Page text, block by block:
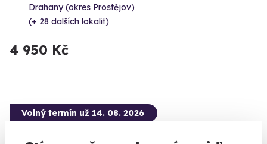
Drahany (okres Prostějov)
(+ 28 dalších lokalit)
4 950 Kč
Volný termín už 14. 08. 2026